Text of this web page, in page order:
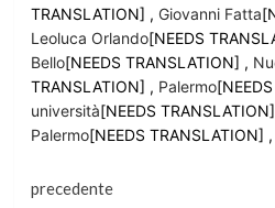
TRANSLATION] , Giovanni Fatta
Leoluca Orlando[NEEDS
Bello[NEEDS TRANSLATION] ,
TRANSLATION] , Palermo
università[NEEDS
Palermo[NEEDS TRANSLATION] ,
Continua
precedente